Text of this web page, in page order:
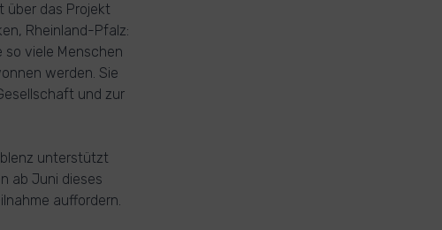
über das Projekt
Rheinland-Pfalz:
so viele Menschen
werden. Sie
und zur
unterstützt
ab Juni dieses
auffordern.